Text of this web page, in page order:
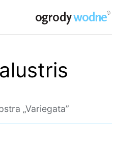
„Variegata”